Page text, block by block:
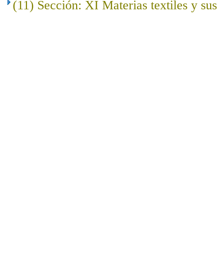
(11) Sección: XI Materias textiles y sus